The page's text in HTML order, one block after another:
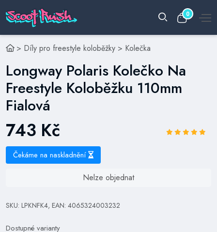
0
> Díly pro freestyle koloběžky > Kolečka
Longway Polaris Kolečko Na
Freestyle Koloběžku 110mm
Fialová
743 Kč
Čekáme na naskladnění
Nelze objednat
SKU: LPKNFK4, EAN: 4065324003232
Dostupné varianty